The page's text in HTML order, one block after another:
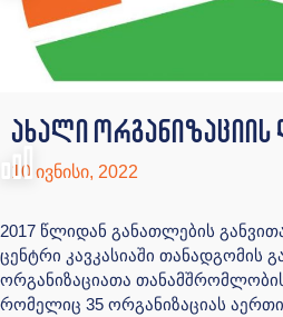
ახალი ორგანიზაციის
10 ივნისი, 2022
2017 წლიდან განათლების
ცენტრი კავკასიაში თანადგომის
ორგანიზაციათა
რომელიც 35 ორგანიზაციას